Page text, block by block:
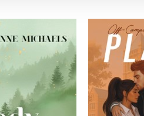
Tady a teď
Michaels Elle